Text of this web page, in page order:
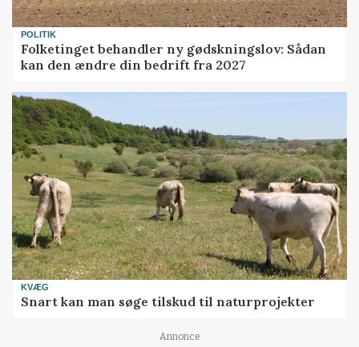
POLITIK
Folketinget behandler ny gødskningslov: Sådan
kan den ændre din bedrift fra 2027
KVÆG
Snart kan man søge tilskud til naturprojekter
Annonce